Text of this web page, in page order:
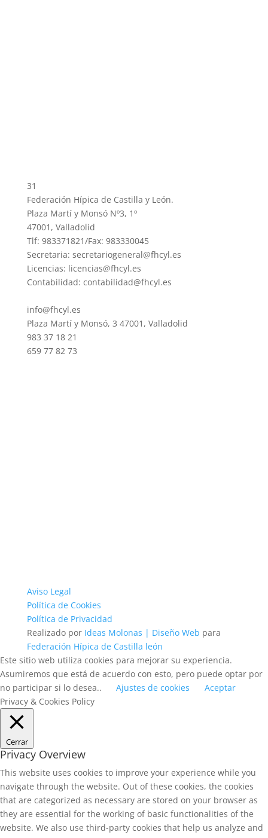
31
Federación Hípica de Castilla y León.
Plaza Martí y Monsó Nº3, 1º
47001, Valladolid
Tlf: 983371821/Fax: 983330045
Secretaria: secretariogeneral@fhcyl.es
Licencias: licencias@fhcyl.es
Contabilidad: contabilidad@fhcyl.es
info@fhcyl.es
Plaza Martí y Monsó, 3 47001, Valladolid
983 37 18 21
659 77 82 73
Aviso Legal
Política de Cookies
Política de Privacidad
Realizado por Ideas Molonas | Diseño Web para
Federación Hípica de Castilla león
Este sitio web utiliza cookies para mejorar su experiencia.
Asumiremos que está de acuerdo con esto, pero puede optar por
no participar si lo desea..
Ajustes de cookies
Aceptar
Privacy & Cookies Policy
Cerrar
Privacy Overview
This website uses cookies to improve your experience while you
navigate through the website. Out of these cookies, the cookies
that are categorized as necessary are stored on your browser as
they are essential for the working of basic functionalities of the
website. We also use third-party cookies that help us analyze and